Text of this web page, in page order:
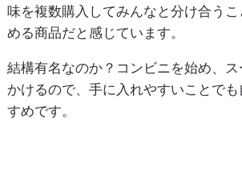
味を複数購入してみんなと分け合う
める商品だと感じています。
結構有名なのか？コンビニを始め、
かけるので、手に入れやすいことで
すめです。